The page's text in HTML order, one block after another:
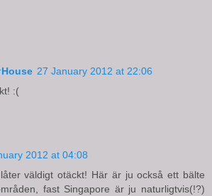
27 January 2012 at 22:06
:(
2012 at 04:08
väldigt otäckt! Här är ju också ett bälte
fast Singapore är ju naturligtvis(!?)